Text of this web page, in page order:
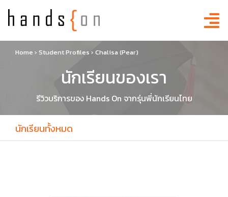
Home › Student Profiles › Chalisa (Pear)
นักเรียนของเรา
รีวิวบริการของ Hands On จากรุ่นพี่นักเรียนไทย
นักเรียนทั้งหมด